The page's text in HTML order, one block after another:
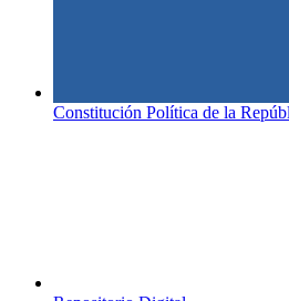
Constitución Política de la